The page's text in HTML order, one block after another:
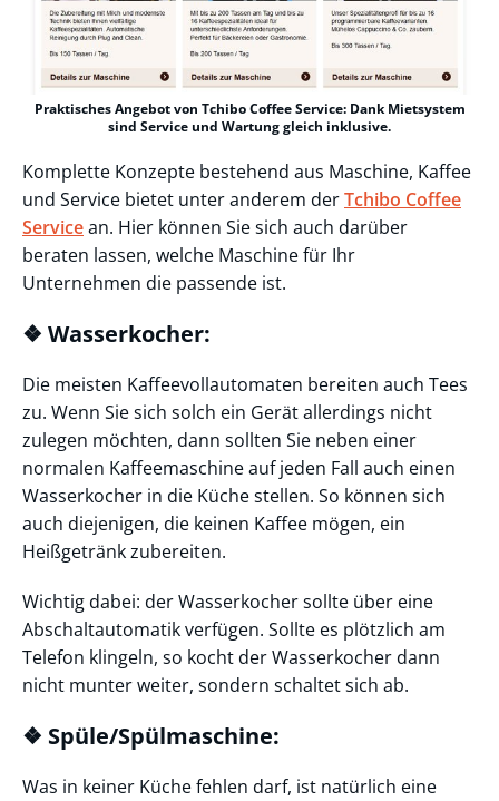
Praktisches Angebot von Tchibo Coffee Service: Dank Mietsystem
sind Service und Wartung gleich inklusive.
Komplette Konzepte bestehend aus Maschine, Kaffee
und Service bietet unter anderem derTchibo Coffee
Servicean. Hier können Sie sich auch darüber
beraten lassen, welche Maschine für Ihr
Unternehmen die passende ist.
❖ Wasserkocher:
Die meisten Kaffeevollautomaten bereiten auch Tees
zu. Wenn Sie sich solch ein Gerät allerdings nicht
zulegen möchten, dann sollten Sie neben einer
normalen Kaffeemaschine auf jeden Fall auch einen
Wasserkocher in die Küche stellen. So können sich
auch diejenigen, die keinen Kaffee mögen, ein
Heißgetränk zubereiten.
Wichtig dabei: der Wasserkocher sollte über eine
Abschaltautomatik verfügen. Sollte es plötzlich am
Telefon klingeln, so kocht der Wasserkocher dann
nicht munter weiter, sondern schaltet sich ab.
❖ Spüle/Spülmaschine:
Was in keiner Küche fehlen darf, ist natürlich eine